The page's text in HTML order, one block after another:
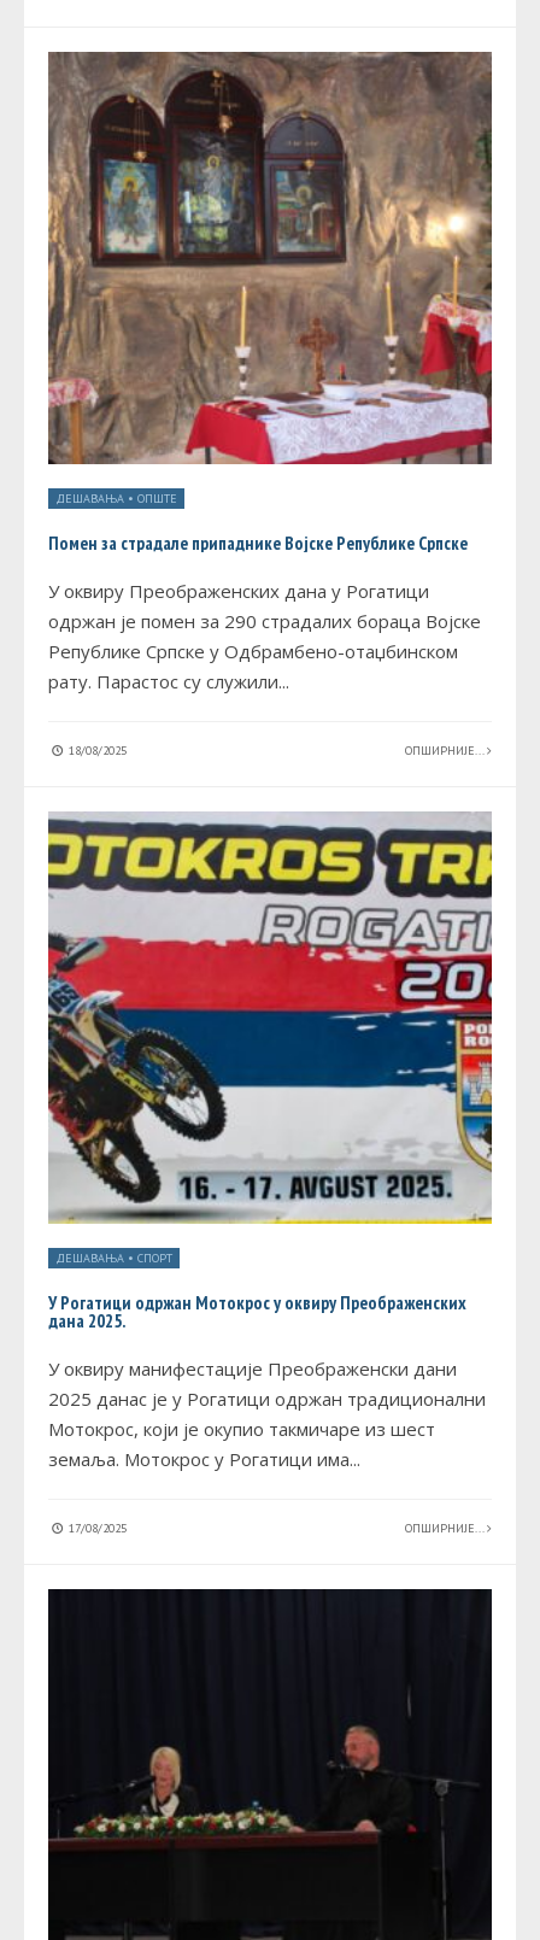
ДЕШАВАЊА • ОПШТЕ
Помен за страдале припаднике Војске Републике Српске
У оквиру Преображенских дана у Рогатици
одржан је помен за 290 страдалих бораца Војске
Републике Српске у Одбрамбено-отаџбинском
рату. Парастос су служили...
18/08/2025 ОПШИРНИЈЕ...
ДЕШАВАЊА • СПОРТ
У Рогатици одржан Мотокрос у оквиру Преображенских
дана 2025.
У оквиру манифестације Преображенски дани
2025 данас је у Рогатици одржан традиционални
Мотокрос, који је окупио такмичаре из шест
земаља. Мотокрос у Рогатици има...
17/08/2025 ОПШИРНИЈЕ...